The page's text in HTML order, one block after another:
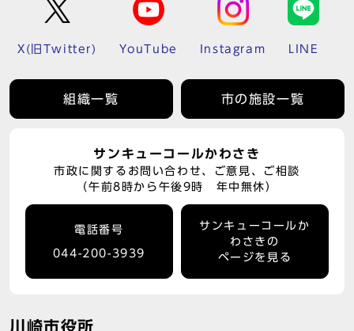
X(旧Twitter) YouTube Instagram LINE
組織一覧 市の施設一覧
サンキューコールかわさき
市政に関するお問い合わせ、ご意見、ご相談
（午前8時から午後9時 年中無休）
電話番号
044-200-3939
サンキューコールか
わさきの
ページを見る
川崎市役所